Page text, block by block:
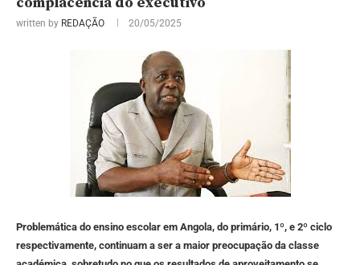
written by REDAÇÃO 20/05/2025
Problemática do ensino escolar em Angola, do primário, 1º, e 2º ciclo
respectivamente, continuam a ser a maior preocupação da classe